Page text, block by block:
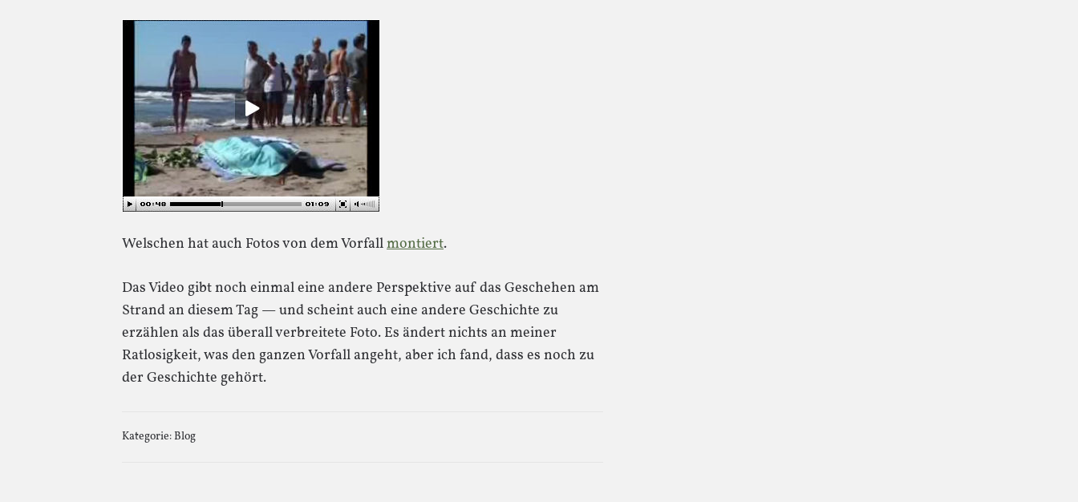
Welschen hat auch Fotos von dem Vorfallmontiert.
Das Video gibt noch einmal eine andere Perspektive auf das Geschehen am
Strand an diesem Tag — und scheint auch eine andere Geschichte zu
erzählen als das überall verbreitete Foto. Es ändert nichts an meiner
Ratlosigkeit, was den ganzen Vorfall angeht, aber ich fand, dass es noch zu
der Geschichte gehört.
Kategorie:Blog